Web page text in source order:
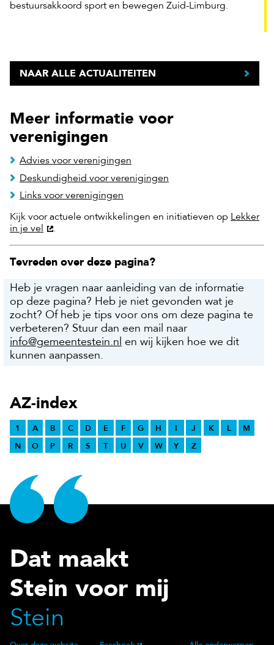
bestuursakkoord sport en bewegen Zuid-Limburg.
NAAR ALLE ACTUALITEITEN
Meer informatie voor
verenigingen
Advies voor verenigingen
Deskundigheid voor verenigingen
Links voor verenigingen
Kijk voor actuele ontwikkelingen en initiatieven op Lekker
in je vel .
Tevreden over deze pagina?
Heb je vragen naar aanleiding van de informatie
op deze pagina? Heb je niet gevonden wat je
zocht? Of heb je tips voor ons om deze pagina te
verbeteren? Stuur dan een mail naar
info@gemeentestein.nl en wij kijken hoe we dit
kunnen aanpassen.
AZ-index
1 A B C D E F G H I J K L
M
N
O P R S T U V W Y Z
Dat maakt
Stein voor mij
Stein